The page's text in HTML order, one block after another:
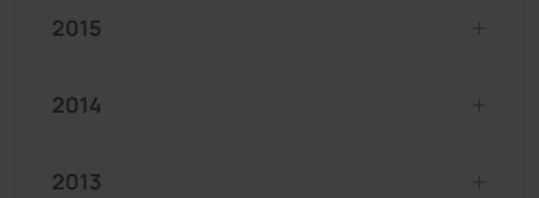
2015
2014
2013